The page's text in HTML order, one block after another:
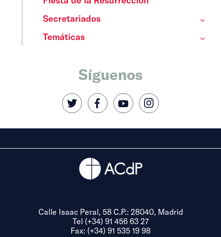
Secretariados
Temáticas
Síguenos
Calle Isaac Peral, 58 C.P.: 28040, Madrid
Tel (+34) 91 456 63 27
Fax: (+34) 91 535 19 98